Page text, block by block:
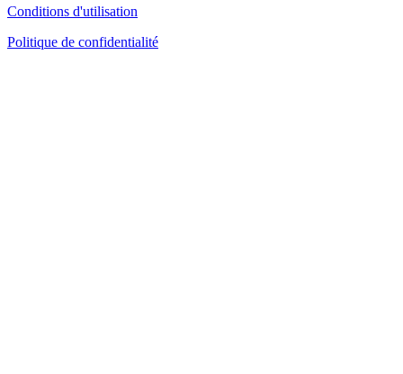
Conditions d'utilisation
Politique de confidentialité